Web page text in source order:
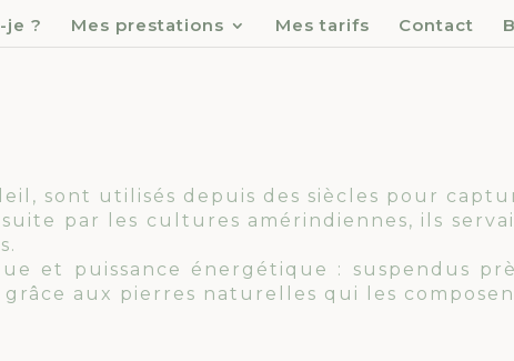
je ? Mes prestations Mes tarifs Contact
sont utilisés depuis des siècles pour
par les cultures amérindiennes, ils
et puissance énergétique : suspendus
aux pierres naturelles qui les